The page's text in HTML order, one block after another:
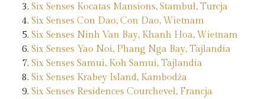
Six Senses Kocatas Mansions, Stambuł, Turcja
Six Senses Con Dao, Con Dao, Wietnam
Six Senses Ninh Van Bay, Khanh Hoa, Wietnam
Six Senses Yao Noi, Phang Nga Bay, Tajlandia
Six Senses Samui, Koh Samui, Tajlandia
Six Senses Krabey Island, Kambodża
Six Senses Residences Courchevel, Francja